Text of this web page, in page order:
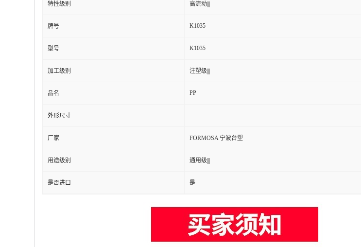
特性级别 高流动|||
牌号 K1035
型号 K1035
加工级别 注塑级|||
品名 PP
外形尺寸
厂家 FORMOSA 宁波台塑
用途级别 通用级|||
是否进口 是